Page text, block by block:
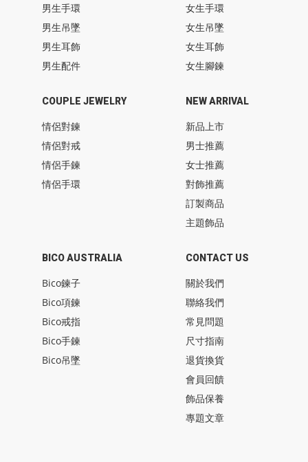
男生手環
男生吊墜
男生耳飾
男生配件
女生手環
女生吊墜
女生耳飾
女生腳鍊
COUPLE JEWELRY
情侶對鍊
情侶對戒
情侶手鍊
情侶手環
BICO AUSTRALIA
Bico鍊子
Bico項鍊
Bico戒指
Bico手鍊
Bico吊墜
NEW ARRIVAL
新品上市
男士推薦
女士推薦
對飾推薦
訂製商品
主題飾品
CONTACT US
關於我們
聯絡我們
常見問題
尺寸指南
退貨換貨
會員回饋
飾品保養
專題文章